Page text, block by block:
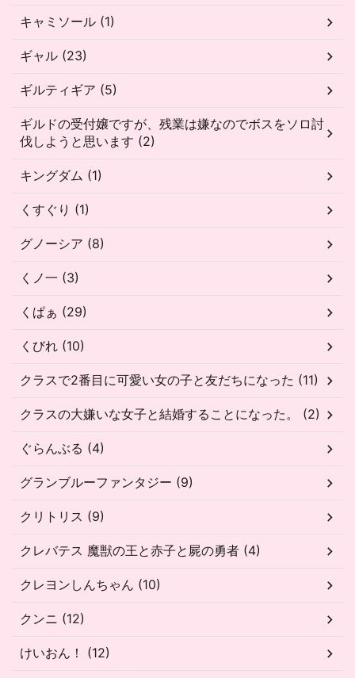
キャミソール (1)
ギャル (23)
ギルティギア (5)
ギルドの受付嬢ですが、残業は嫌なのでボスをソロ討
伐しようと思います (2)
キングダム (1)
くすぐり (1)
グノーシア (8)
くノ一 (3)
くぱぁ (29)
くびれ (10)
クラスで2番目に可愛い女の子と友だちになった (11)
クラスの大嫌いな女子と結婚することになった。 (2)
ぐらんぶる (4)
グランブルーファンタジー (9)
クリトリス (9)
クレバテス 魔獣の王と赤子と屍の勇者 (4)
クレヨンしんちゃん (10)
クンニ (12)
けいおん！ (12)